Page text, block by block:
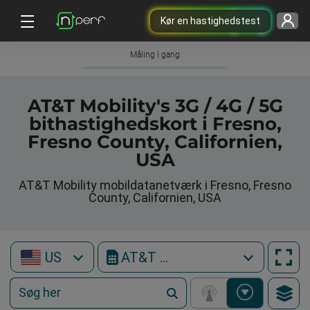
Kør en hastighedstest
Måling i gang
AT&T Mobility's 3G / 4G / 5G
bithastighedskort i Fresno,
Fresno County, Californien,
USA
AT&T Mobility mobildatanetværk i Fresno, Fresno
County, Californien, USA
US AT&T Mobility